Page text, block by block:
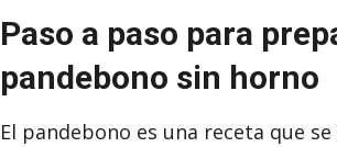
Paso a paso para
pandebono sin horno
El pandebono es una receta que